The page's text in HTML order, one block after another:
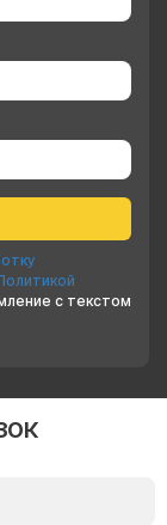
с текстом